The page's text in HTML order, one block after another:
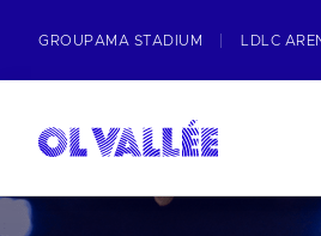
GROUPAMA STADIUM LDLC